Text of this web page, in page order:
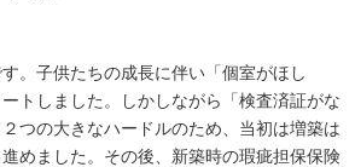
。子供たちの成長に伴い「個室がほし
トしました。しかしながら「検査済証がな
つの大きなハードルのため、当初は増築は
めました。その後、新築時の瑕疵担保保険